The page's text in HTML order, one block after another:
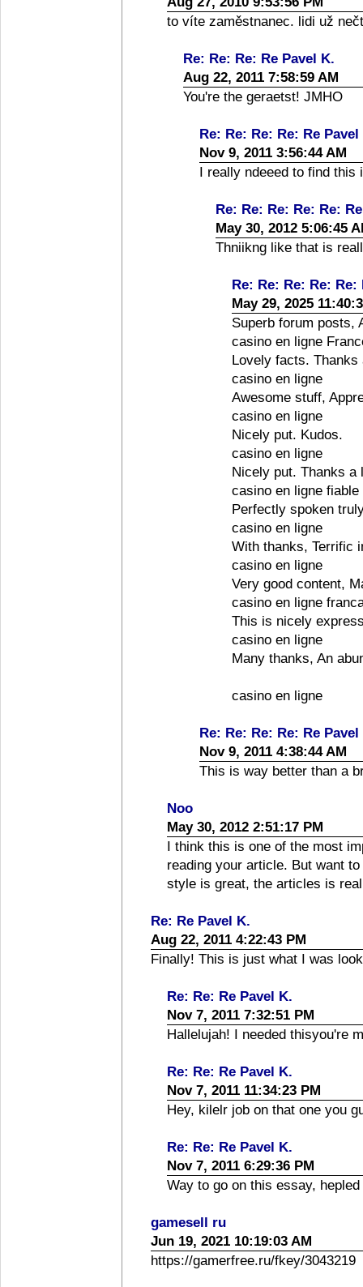
to víte zaměstnanec. lidi už
Re: Re: Re: Re Pavel K.
Aug 22, 2011 7:58:59 AM
You're the geraetst! JMHO
Re: Re: Re: Re: Re Pavel
Nov 9, 2011 3:56:44 AM
I really ndeeed to find this
Re: Re: Re: Re: Re:
May 30, 2012 5:06:45
Thniikng like that is
Re: Re: Re: Re: Re:
May 29, 2025
Superb forum posts,
casino en ligne
Lovely facts. Thanks
casino en ligne
Awesome stuff,
casino en ligne
Nicely put. Kudos.
casino en ligne
Nicely put. Thanks a
casino en ligne fiable
Perfectly spoken
casino en ligne
With thanks, Terrific
casino en ligne
Very good content,
casino en ligne
This is nicely
casino en ligne
Many thanks, An
casino en ligne
Re: Re: Re: Re: Re Pavel
Nov 9, 2011 4:38:44 AM
This is way better than a
Noo
May 30, 2012 2:51:17 PM
I think this is one of the most
reading your article. But want
style is great, the articles is
Re: Re Pavel K.
Aug 22, 2011 4:22:43 PM
Finally! This is just what I was
Re: Re: Re Pavel K.
Nov 7, 2011 7:32:51 PM
Hallelujah! I needed thisyou're
Re: Re: Re Pavel K.
Nov 7, 2011 11:34:23 PM
Hey, kilelr job on that one you
Re: Re: Re Pavel K.
Nov 7, 2011 6:29:36 PM
Way to go on this essay,
gamesell ru
Jun 19, 2021 10:19:03 AM
https://gamerfree.ru/fkey/3043219